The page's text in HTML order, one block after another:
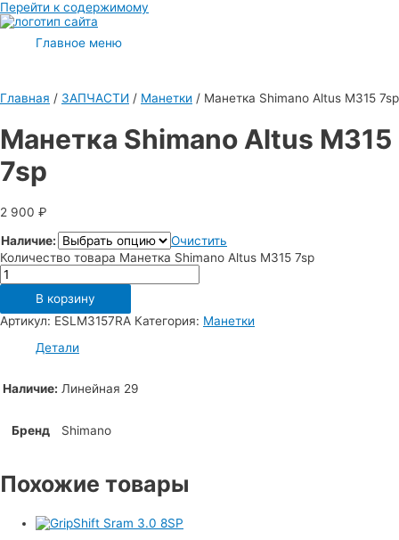
Перейти к содержимому
Главное меню
Главная / ЗАПЧАСТИ / Манетки / Манетка Shimano Altus M315 7sp
Манетка Shimano Altus M315
7sp
2 900 ₽
Наличие:
Очистить
Количество товара Манетка Shimano Altus M315 7sp
В корзину
Артикул: ESLM3157RA Категория: Манетки
Детали
Наличие: Линейная 29
Бренд Shimano
Похожие товары